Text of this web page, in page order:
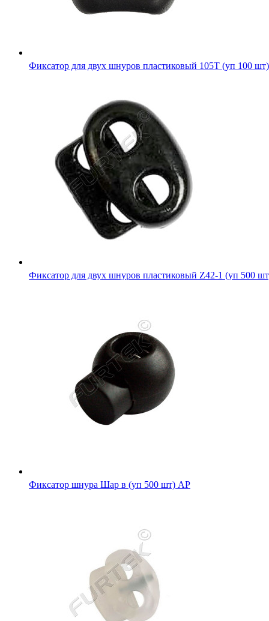
Фиксатор для двух шнуров пластиковый 105Т (уп 100 шт)
Фиксатор для двух шнуров пластиковый Z42-1 (уп 500
Фиксатор шнура Шар в (уп 500 шт) АР